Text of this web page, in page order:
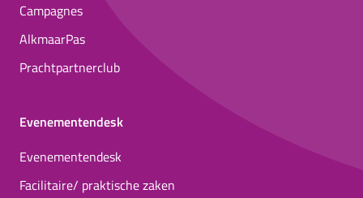
Campagnes
AlkmaarPas
Prachtpartnerclub
Evenementendesk
Evenementendesk
Facilitaire/ praktische zaken